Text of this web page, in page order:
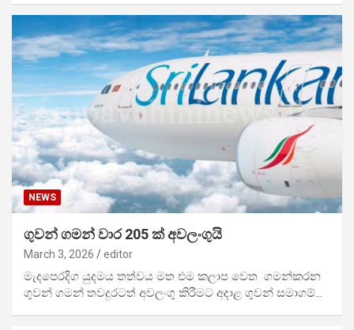
NEWS
ගුවන් ගමන් වාර 205 ක් අවලංගුයි
March 3, 2026 editor
මැදපෙරදිග යුදමය තත්වය මත එම කලාප වෙත ගමන්කරන
ගුවන් ගමන් තවදුරටත් අවලංගු කිරීමට අදාළ ගුවන් සමාගම්…